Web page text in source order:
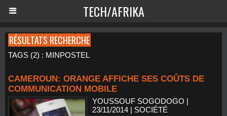
TECH/AFRIKA
RÉSULTATS RECHERCHE
TAGS (2) : MINPOSTEL
CAMEROUN: ORANGE AFFICHE SES COÛTS DE
COMMUNICATION MOBILE
YOUSSOUF SOGODOGO |
23/11/2014 | SOCIÉTÉ